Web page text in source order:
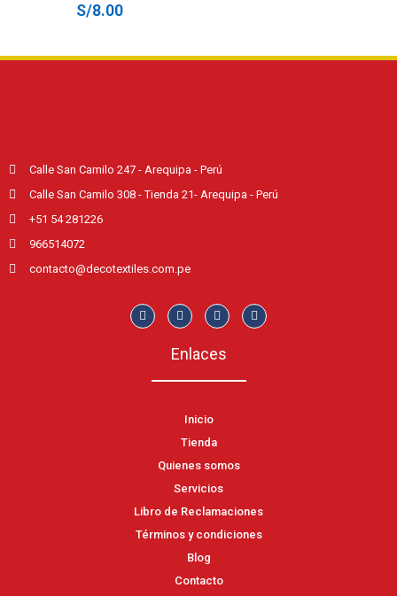
S/8.00
Calle San Camilo 247 - Arequipa - Perú
Calle San Camilo 308 - Tienda 21- Arequipa - Perú
+51 54 281226
966514072
contacto@decotextiles.com.pe
Enlaces
Inicio
Tienda
Quienes somos
Servicios
Libro de Reclamaciones
Términos y condiciones
Blog
Contacto